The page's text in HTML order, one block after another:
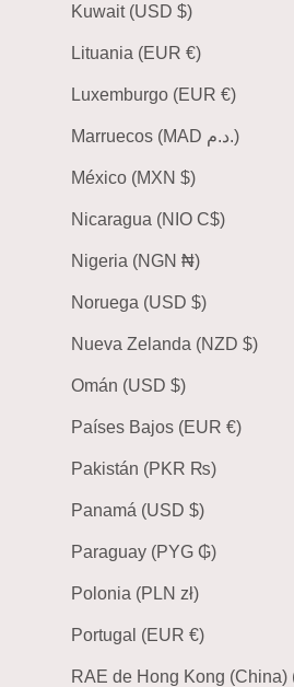
Kuwait (USD $)
Lituania (EUR €)
Luxemburgo (EUR €)
Marruecos (MAD د.م.)
México (MXN $)
Nicaragua (NIO C$)
Nigeria (NGN ₦)
Noruega (USD $)
Nueva Zelanda (NZD $)
Omán (USD $)
Países Bajos (EUR €)
Pakistán (PKR ₨)
Panamá (USD $)
Paraguay (PYG ₲)
Polonia (PLN zł)
Portugal (EUR €)